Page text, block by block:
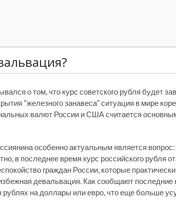
о том, что курс советского рубля будет
“железного занавеса” ситуация в мире
валют России и США считается
особенно актуальным является
в последнее время курс российского рубля
граждан России, которые
девальвация. Как сообщают последние
на доллары или евро, что еще больше